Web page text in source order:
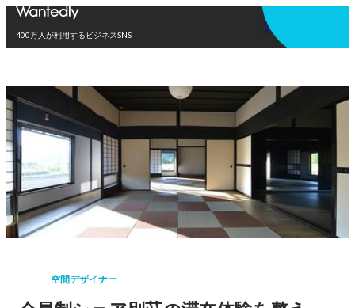
400万人が利用するビジネスSNS
アプリを使う
空間デザイナー